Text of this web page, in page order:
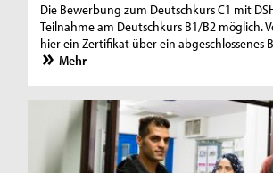
Die Bewerbung zum Deutschkurs C1 mit
Teilnahme am Deutschkurs B1/B2 möglich.
hier ein Zertifikat über ein abgeschlossenes
Mehr